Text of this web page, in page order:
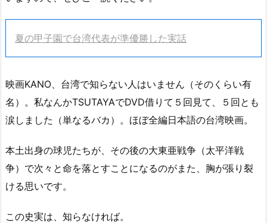
夏の甲子園で台湾代表が準優勝した実話
映画KANO、台湾で知らない人はいません（そのくらい有
名）。私なんかTSUTAYAでDVD借りて５回見て、５回とも
涙しました（単なるバカ）。ほぼ全編日本語の台湾映画。
本土出身の球児たちが、その後の大東亜戦争（太平洋戦
争）で次々と命を落とすことになるのがまた、胸が張り裂
ける思いです。
この史実は、知らなければ。